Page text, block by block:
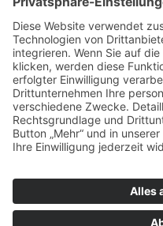
Insights VonGudrun
für unsere
richtig viel Arbeit,
Marion Knülle –
freuen uns schon
Künstlerhaus
Ausstellungsbeginn
23.März 2024 von 11